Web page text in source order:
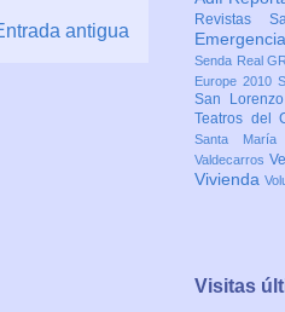
antigua
Revistas
Senda Real
Europe 2010
San
Teatros del
Santa
Valdecarros
Vivienda
Visitas